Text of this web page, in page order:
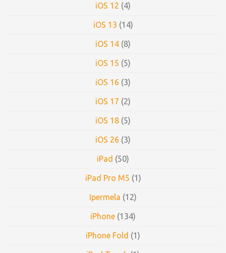
iOS 12 (4)
iOS 13 (14)
iOS 14 (8)
iOS 15 (5)
iOS 16 (3)
iOS 17 (2)
iOS 18 (5)
iOS 26 (3)
iPad (50)
iPad Pro M5 (1)
Ipermela (12)
iPhone (134)
iPhone Fold (1)